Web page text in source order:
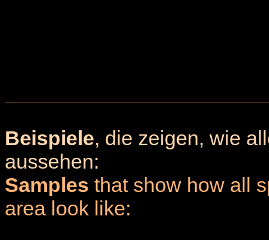
Beispiele, die zeigen, wie
aussehen:
Samples that show how all
area look like: